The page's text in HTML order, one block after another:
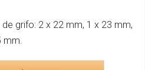
grifo: 2 x 22 mm, 1 x 23 mm,